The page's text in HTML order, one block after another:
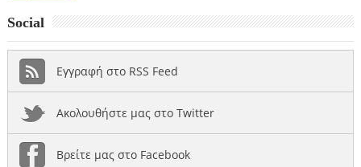
Social
Εγγραφή στο RSS Feed
Ακολουθήστε μας στο Twitter
Βρείτε μας στο Facebook